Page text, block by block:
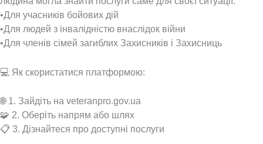
•Для учасників бойових дій
•Для людей з інвалідністю внаслідок війни
•Для членів сімей загиблих Захисників і Захисниць
💻 Як скористатися платформою:
🌐 1. Зайдіть на veteranpro.gov.ua
🧩 2. Оберіть напрям або шлях
📋 3. Дізнайтеся про доступні послуги